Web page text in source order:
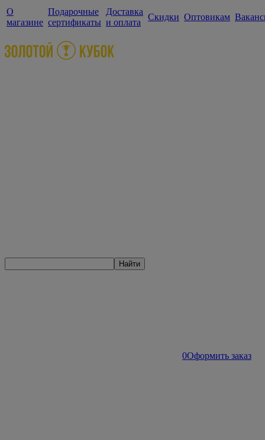
О
магазине
Подарочные
сертификаты
Доставка
и оплата
Скидки Оптовикам
Найти
0Оформить заказ